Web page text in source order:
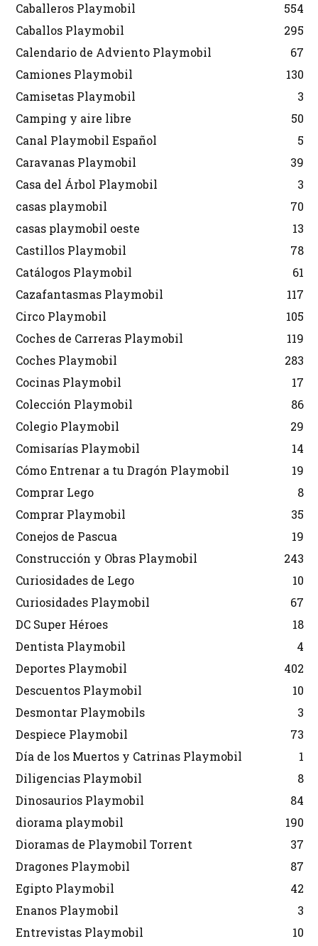
Caballeros Playmobil
554
Caballos Playmobil
295
Calendario de Adviento Playmobil
67
Camiones Playmobil
130
Camisetas Playmobil
3
Camping y aire libre
50
Canal Playmobil Español
5
Caravanas Playmobil
39
Casa del Árbol Playmobil
3
casas playmobil
70
casas playmobil oeste
13
Castillos Playmobil
78
Catálogos Playmobil
61
Cazafantasmas Playmobil
117
Circo Playmobil
105
Coches de Carreras Playmobil
119
Coches Playmobil
283
Cocinas Playmobil
17
Colección Playmobil
86
Colegio Playmobil
29
Comisarías Playmobil
14
Cómo Entrenar a tu Dragón Playmobil
19
Comprar Lego
8
Comprar Playmobil
35
Conejos de Pascua
19
Construcción y Obras Playmobil
243
Curiosidades de Lego
10
Curiosidades Playmobil
67
DC Super Héroes
18
Dentista Playmobil
4
Deportes Playmobil
402
Descuentos Playmobil
10
Desmontar Playmobils
3
Despiece Playmobil
73
Día de los Muertos y Catrinas Playmobil
1
Diligencias Playmobil
8
Dinosaurios Playmobil
84
diorama playmobil
190
Dioramas de Playmobil Torrent
37
Dragones Playmobil
87
Egipto Playmobil
42
Enanos Playmobil
3
Entrevistas Playmobil
10